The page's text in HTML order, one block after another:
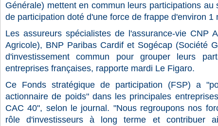
Générale) mettent en commun leurs participations au
de participation doté d'une force de frappe d'environ 1
Les assureurs spécialistes de l'assurance-vie CNP
Agricole), BNP Paribas Cardif et Sogécap (Société
d'investissement commun pour grouper leurs
entreprises françaises, rapporte mardi Le Figaro.
Ce Fonds stratégique de participation (FSP) a
actionnaire de poids" dans les principales
CAC 40", selon le journal. "Nous regroupons nos
rôle d'investisseurs à long terme et contribuer